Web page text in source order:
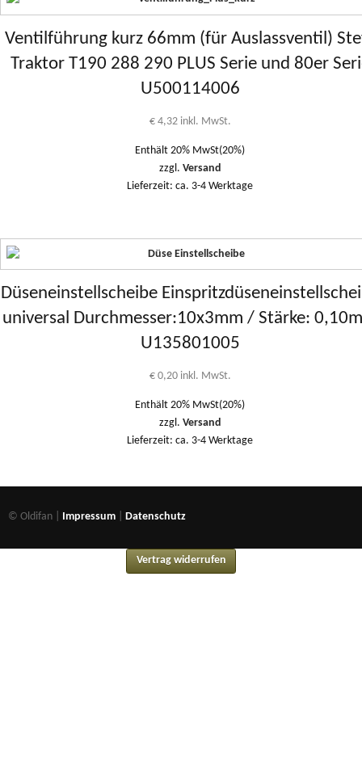
Ventilführung kurz 66mm (für Auslassventil)
Traktor T190 288 290 PLUS Serie und 80er
U500114006
€4,32 inkl. MwSt.
Enthält 20% MwSt(20%)
zzgl. Versand
Lieferzeit: ca. 3-4 Werktage
Düseneinstellscheibe
universal Durchmesser:10x3mm / Stärke:
U135801005
€0,20 inkl. MwSt.
Enthält 20% MwSt(20%)
zzgl. Versand
Lieferzeit: ca. 3-4 Werktage
© Oldifan | Impressum Datenschutz
Vertrag widerrufen